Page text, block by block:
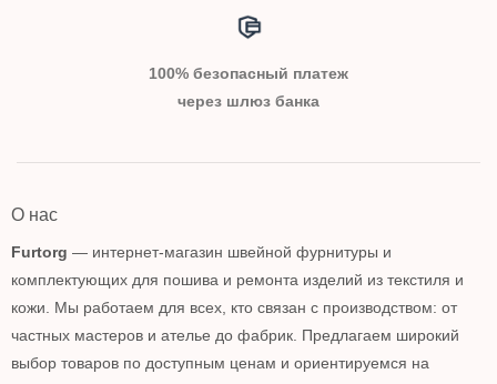
100% безопасный платеж
через шлюз банка
О нас
Furtorg — интернет-магазин швейной фурнитуры и
комплектующих для пошива и ремонта изделий из текстиля и
кожи. Мы работаем для всех, кто связан с производством: от
частных мастеров и ателье до фабрик. Предлагаем широкий
выбор товаров по доступным ценам и ориентируемся на